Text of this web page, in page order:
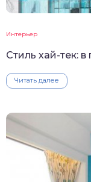
Интерьер
Стиль хай-тек:
Читать далее